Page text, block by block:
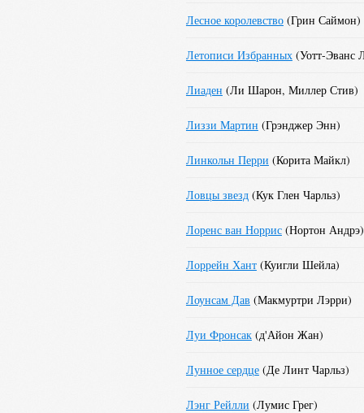
Лесное королевство(Грин Саймон)
Летописи Избранных(Уотт-Эванс
Лиаден (Ли Шарон, Миллер Стив)
Лиззи Мартин (Грэнджер Энн)
Линкольн Перри (Корита Майкл)
Ловцы звезд(Кук Глен Чарльз)
Лоренс ван Норрис(Нортон Андрэ)
Лоррейн Хант(Куигли Шейла)
Лоунсам Дав (Макмуртри Лэрри)
Луи Фронсак(д'Айон Жан)
Лунное сердце(Де Линт Чарльз)
Лэнг Рейлли (Лумис Грег)